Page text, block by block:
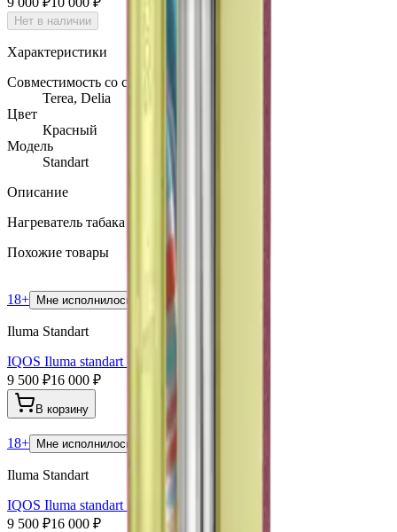
Нет в наличии
Характеристики
Совместимость со стиками
Terea, Delia
Цвет
Красный
Модель
Standart
Описание
Нагреватель табака IQOS Iluma Красный
Похожие товары
18+ Мне исполнилось 18 лет
Iluma Standart
IQOS Iluma standart WE Edition
9 500 ₽16 000 ₽
В корзину
18+ Мне исполнилось 18 лет
Iluma Standart
IQOS Iluma standart Bright Limited Edition
9 500 ₽16 000 ₽